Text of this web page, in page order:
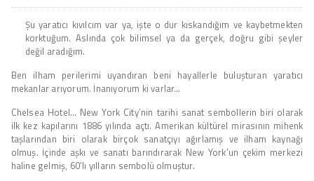
Şu yaratıcı kıvılcım var ya, işte o dur kıskandığım ve kaybetmekten
korktuğum. Aslında çok bilimsel ya da gerçek, doğru gibi şeyler
değil aradığım.
Ben ilham perilerimi uyandıran beni hayallerle buluşturan yaratıcı
mekanlar arıyorum. İnanıyorum ki varlar…
Chelsea Hotel… New York City’nin tarihi sanat sembollerin biri olarak
ilk kez kapılarını 1886 yılında açtı. Amerikan kültürel mirasının mihenk
taşlarından biri olarak birçok sanatçıyı ağırlamış ve ilham kaynağı
olmuş. İçinde aşkı ve sanatı barındırarak New York’un çekim merkezi
haline gelmiş, 60’lı yılların sembolü olmuştur.